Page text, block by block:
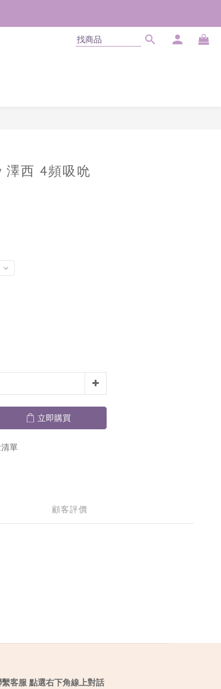
澤西 4頻吸吮
立即購買
單
顧客評價
繫客服 點選右下角線上對話